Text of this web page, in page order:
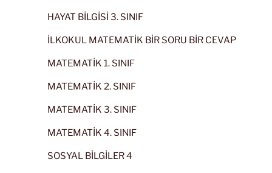
HAYAT BİLGİSİ 3. SINIF
İLKOKUL MATEMATİK BİR SORU BİR CEVAP
MATEMATİK 1. SINIF
MATEMATİK 2. SINIF
MATEMATİK 3. SINIF
MATEMATİK 4. SINIF
SOSYAL BİLGİLER 4